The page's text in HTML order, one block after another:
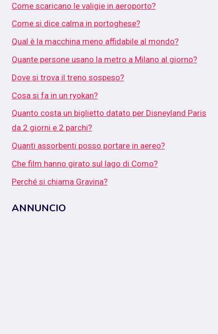
Come scaricano le valigie in aeroporto?
Come si dice calma in portoghese?
Qual è la macchina meno affidabile al mondo?
Quante persone usano la metro a Milano al giorno?
Dove si trova il treno sospeso?
Cosa si fa in un ryokan?
Quanto costa un biglietto datato per Disneyland Paris
da 2 giorni e 2 parchi?
Quanti assorbenti posso portare in aereo?
Che film hanno girato sul lago di Como?
Perché si chiama Gravina?
ANNUNCIO